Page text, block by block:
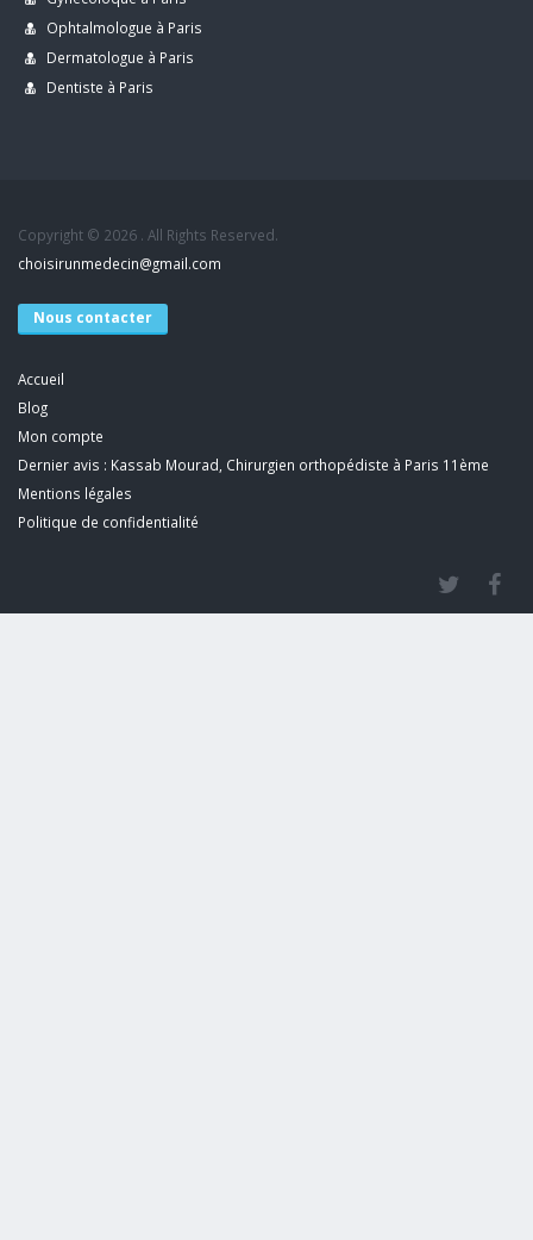
Ophtalmologue à Paris
Dermatologue à Paris
Dentiste à Paris
Copyright © 2026 . All Rights Reserved.
choisirunmedecin@gmail.com
Nous contacter
Accueil
Blog
Mon compte
Dernier avis : Kassab Mourad, Chirurgien orthopédiste à Paris 11ème
Mentions légales
Politique de confidentialité